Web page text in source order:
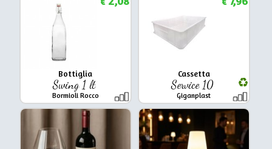
Bottiglia
Swing 1 lt
Bormioli Rocco
Cassetta
Service 10
Giganplast